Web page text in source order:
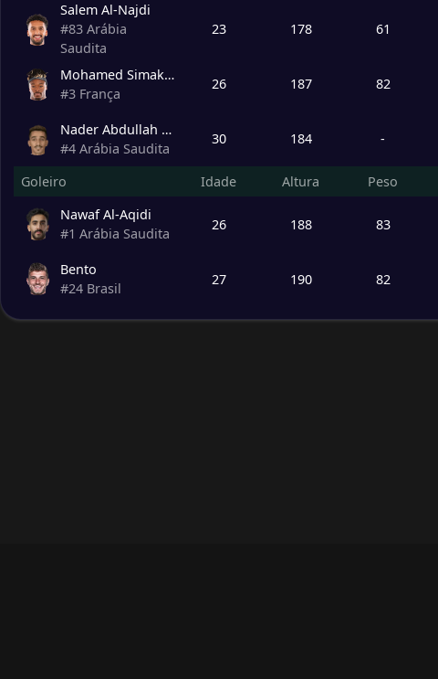
Salem Al-Najdi
#83 Arábia
Saudita
23 178 61
Mohamed Simakan
#3 França
26 187 82
Nader Abdullah Al-Sharari
#4 Arábia Saudita
30 184 -
Goleiro
Idade Altura Peso
Nawaf Al-Aqidi
#1 Arábia Saudita
26 188 83
Bento
#24 Brasil
27 190 82